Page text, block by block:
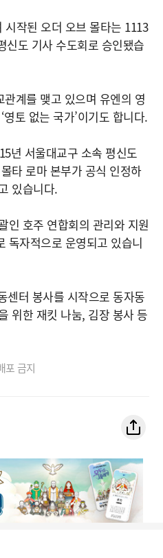
작된 오더 오브 몰타는 1113
신도 기사 수도회로 승인됐습
계를 맺고 있으며 유엔의 영
토 없는 국가’이기도 합니다.
년 서울대교구 소속 평신도
타 로마 본부가 공식 인정하
있습니다.
인 호주 연합회의 관리와 지원
독자적으로 운영되고 있습니
센터 봉사를 시작으로 동자동
위한 재킷 나눔, 김장 봉사 등
포 금지